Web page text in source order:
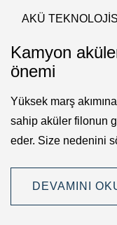
AKÜ TEKNOLOJISI
Kamyon
önemi
Yüksek marş
sahip aküler filonun
eder. Size nedenini
DEVAMINI